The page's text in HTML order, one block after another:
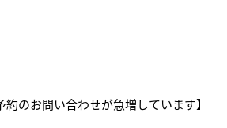
約のお問い合わせが急増しています】